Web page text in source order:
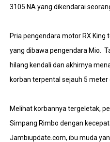
3105 NA yang dikendarai
Pria pengendara motor RX
yang dibawa pengendara Mio.
hilang kendali dan akhirnya
korban terpental sejauh 5 meter
Melihat korbannya tergeletak,
Simpang Rimbo dengan
Jambiupdate.com, ibu muda